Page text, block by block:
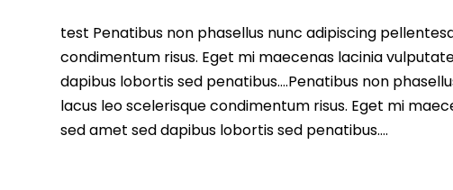
test Penatibus non phasellus nunc adipiscing
condimentum risus. Eget mi maecenas lacinia
dapibus lobortis sed penatibus….Penatibus non
lacus leo scelerisque condimentum risus. Eget mi
sed amet sed dapibus lobortis sed penatibus….